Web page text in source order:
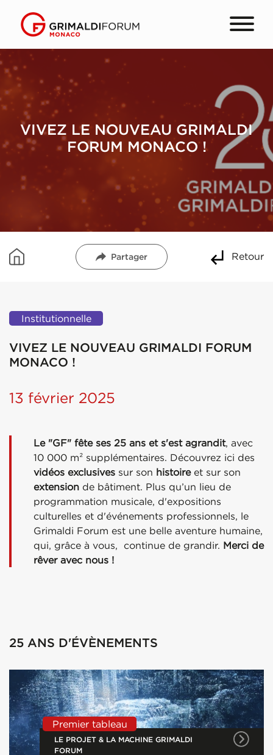
VIVEZ LE NOUVEAU GRIMALDI
FORUM MONACO !
Partager Retour
Institutionnelle
VIVEZ LE NOUVEAU GRIMALDI FORUM
MONACO !
13 février 2025
Le "GF" fête ses 25 ans et s'est agrandit, avec
10 000 m² supplémentaires. Découvrez ici des
vidéos exclusives sur son histoireet sur son
extension de bâtiment. Plus qu’un lieu de
programmation musicale, d'expositions
culturelles et d'événements professionnels, le
Grimaldi Forum est une belle aventure humaine,
qui, grâce à vous, continue de grandir. Merci de
rêver avec nous !
25 ANS D'ÉVÈNEMENTS
Premier tableau
LE PROJET & LA MACHINE GRIMALDI
FORUM